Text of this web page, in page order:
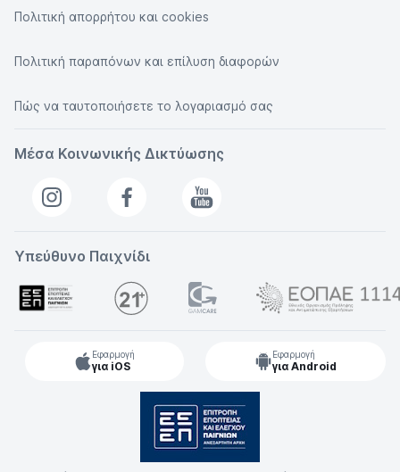
Πολιτική απορρήτου και cookies
Πολιτική παραπόνων και επίλυση διαφορών
Πώς να ταυτοποιήσετε το λογαριασμό σας
Μέσα Κοινωνικής Δικτύωσης
Υπεύθυνο Παιχνίδι
Εφαρμογή
για iOS
Εφαρμογή
για Android